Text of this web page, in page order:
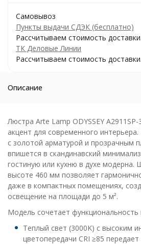
Самовывоз
Пункты выдачи СДЭК (бесплатно)
Рассчитываем стоимость
ТК Деловые Линии
Рассчитываем стоимость
Описание
Люстра Arte Lamp ODYSSEY
акцент для современного
с золотой арматурой и прозрачным
впишется в скандинавский
гостиную или кухню в духе модерна.
высоте 460 мм позволяет
даже в компактных помещениях,
освещение на площади до 5 м².
Модель сочетает функциональность
Теплый свет (3000K) с высоким
цветопередачи CRI ≥85